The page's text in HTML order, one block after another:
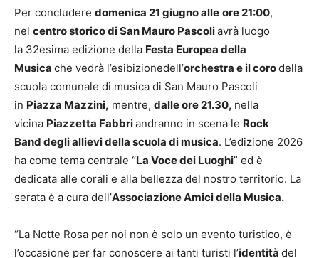
Per concludere domenica 21 giugno alle ore 21:00,
nel centro storico di San Mauro Pascoliavrà luogo
la 32esima edizione della Festa Europea della
Musica che vedrà l’esibizionedell’orchestra e il corodella
scuola comunale di musica di San Mauro Pascoli
in Piazza Mazzini, mentre, dalle ore 21.30, nella
vicina Piazzetta Fabbriandranno in scena le Rock
Band degli allievi della scuola di musica. L’edizione 2026
ha come tema centrale “La Voce dei Luoghi” ed è
dedicata alle corali e alla bellezza del nostro territorio. La
serata è a cura dell’Associazione Amici della Musica.
“La Notte Rosa per noi non è solo un evento turistico, è
l’occasione per far conoscere ai tanti turisti l’identità del